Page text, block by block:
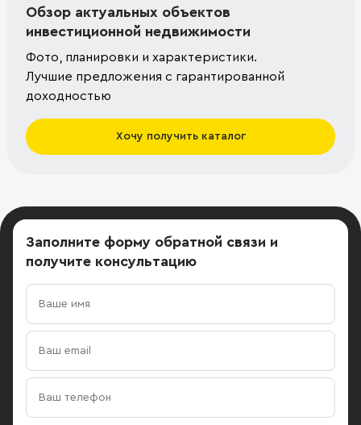
Обзор актуальных объектов
инвестиционной недвижимости
Фото, планировки и характеристики.
Лучшие предложения с гарантированной
доходностью
Хочу получить каталог
Заполните форму обратной связи и
получите консультацию